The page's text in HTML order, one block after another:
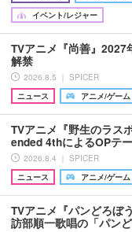
イベント/レジャー
TVアニメ『尚善』2027
解禁
2026.8.5 ｜ SPICER
ニュース
アニメ/ゲーム
TVアニメ『野生のラス
ended 4thによるOPテ
2026.8.4 ｜ SPICER
ニュース
アニメ/ゲーム
TVアニメ『パンどろぼ
訪部順一歌唱の「パン